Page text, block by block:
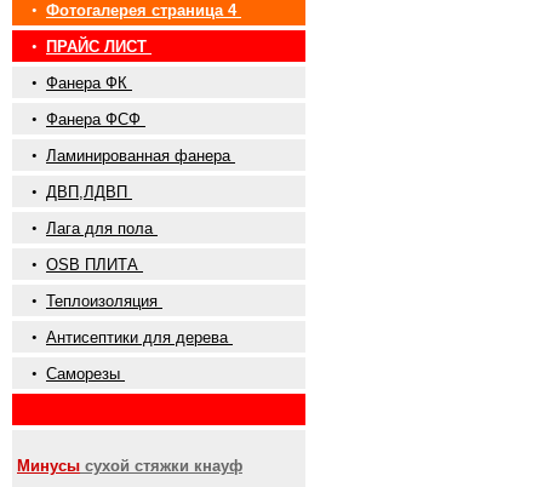
• Фотогалерея страница 4
•
ПРАЙС ЛИСТ
• Фанера ФК
• Фанера ФСФ
• Ламинированная фанера
• ДВП,ЛДВП
• Лага для пола
• OSB ПЛИТА
• Теплоизоляция
• Антисептики для дерева
• Саморезы
Минусы сухой стяжки кнауф